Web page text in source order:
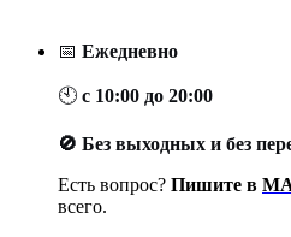
📅 Ежедневно
🕙 с 10:00 до 20:00
🚫 Без выходных и без
Есть вопрос? Пишите в
всего.